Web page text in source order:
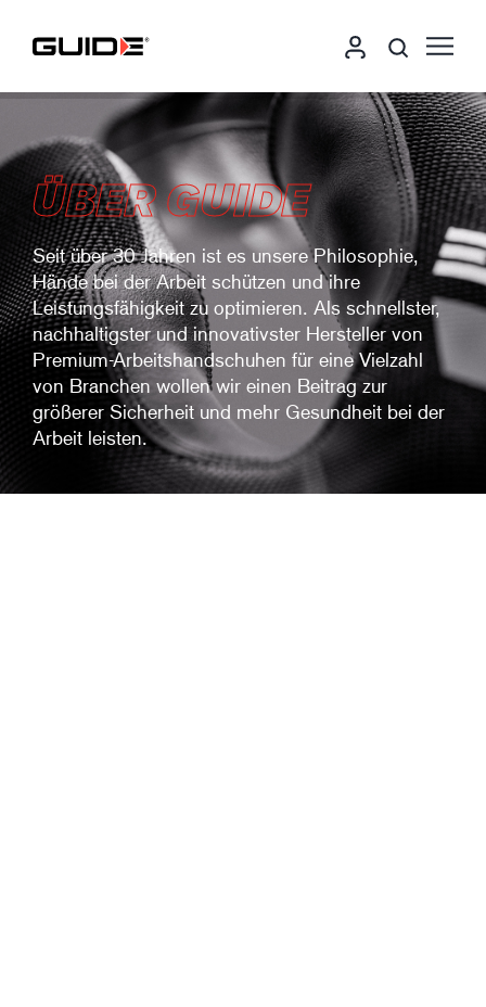
ÜBER GUIDE
Seit über 30 Jahren ist es unsere Philosophie,
Hände bei der Arbeit schützen und ihre
Leistungsfähigkeit zu optimieren. Als schnellster,
nachhaltigster und innovativster Hersteller von
Premium-Arbeitshandschuhen für eine Vielzahl
von Branchen wollen wir einen Beitrag zur
größerer Sicherheit und mehr Gesundheit bei der
Arbeit leisten.